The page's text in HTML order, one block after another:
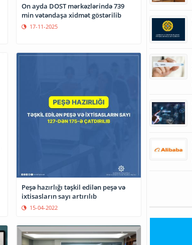
On ayda DOST mərkəzlərində 739
min vətəndaşa xidmət göstərilib
17-11-2025
Peşə hazırlığı təşkil edilən peşə və
ixtisasların sayı artırılıb
15-04-2022